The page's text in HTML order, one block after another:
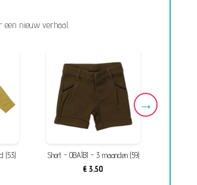
een nieuw verhaal.
(53)
Short - OBAÏBI - 3 maanden (59)
€ 3,50